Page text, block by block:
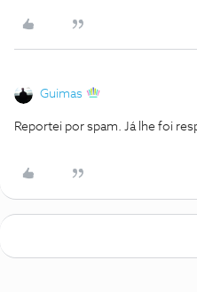
Guimas
Reportei por spam. Já lhe foi